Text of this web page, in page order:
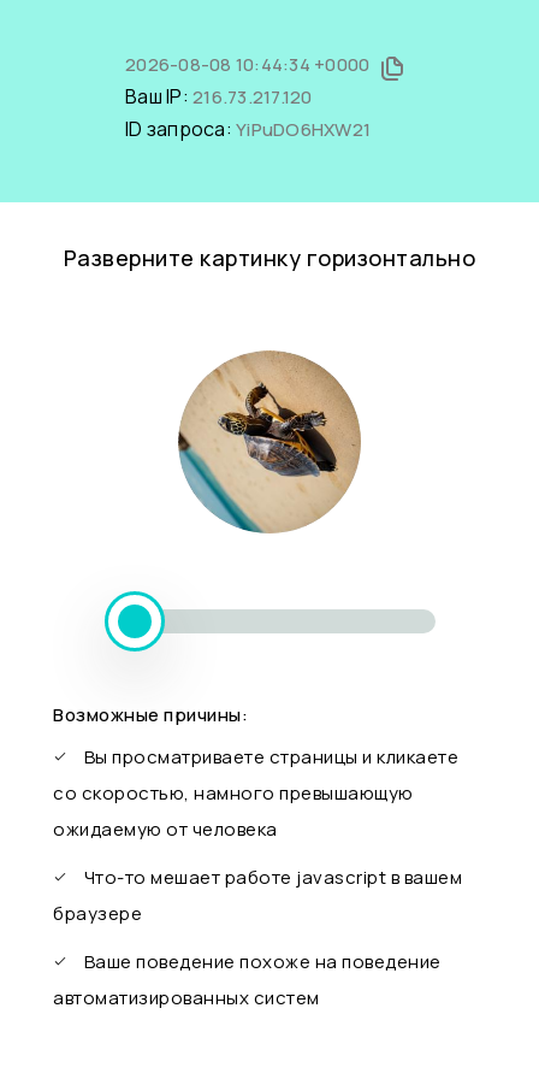
2026-08-08 10:44:34 +0000
Ваш IP: 216.73.217.120
ID запроса: YiPuDO6HXW21
Разверните картинку горизонтально
Возможные причины:
Вы просматриваете страницы и кликаете
со скоростью, намного превышающую
ожидаемую от человека
Что-то мешает работе javascript в вашем
браузере
Ваше поведение похоже на поведение
автоматизированных систем